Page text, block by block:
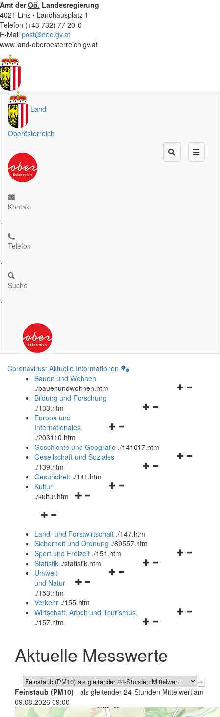
Amt derOö. Landesregierung
4021 Linz • Landhausplatz 1
Telefon (+43 732) 77 20-0
E-Mail post@ooe.gv.at
www.land-oberoesterreich.gv.at
Land
Oberösterreich
Kontakt
.
Telefon
.
Suche
.
Coronavirus: Aktuelle Informationen
Bauen und Wohnen
./bauenundwohnen.htm
Navigationsmenü
Bildung und Forschung
./133.htm
Navigationsmenü
und
schließen
Europa und
Internationales
./203110.htm
Geschichte und Geografie ./141017.htm
Navigationsmenü
Gesellschaft und Soziales
./139.htm
Navigationsmenü
Gesundheit ./141.htm
Navigationsmenü
Kultur
./kultur.htm
Navigationsmenü
und
schließen
Land- und Forstwirtschaft ./147.htm
Sicherheit und Ordnung ./89557.htm
Navigationsmenü
Sport und Freizeit ./151.htm
Navigationsmenü
Statistik ./statistik.htm
Navigationsmenü
und
schließen
Umwelt
und Natur
./153.htm
Verkehr ./155.htm
Navigationsmenü
schließen
Wirtschaft, Arbeit und Tourismus
./157.htm
Aktuelle Messwerte
Feinstaub (PM10) - als gleitender 24-Stunden Mittelwert am
09.08.2026 09:00